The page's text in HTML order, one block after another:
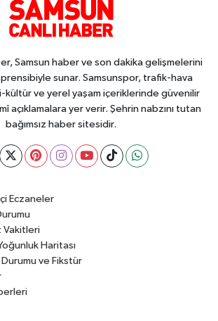
Samsun haber ve son dakika gelişmelerini
prensibiyle sunar. Samsunspor, trafik-hava
kültür ve yerel yaşam içeriklerinde güvenilir
açıklamalara yer verir. Şehrin nabzını tutan
bağımsız haber sitesidir.
Eczaneler
Vakitleri
Haritası
ve Fikstür